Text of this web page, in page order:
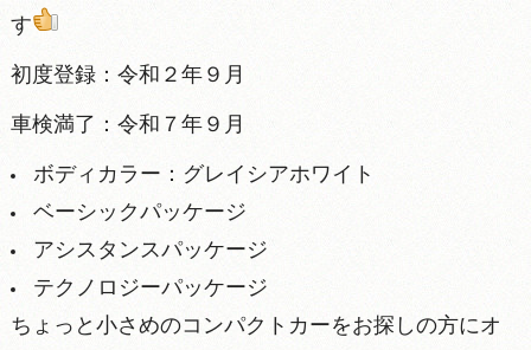
す
初度登録：令和２年９月
車検満了：令和７年９月
ボディカラー：グレイシアホワイト
ベーシックパッケージ
アシスタンスパッケージ
テクノロジーパッケージ
ちょっと小さめのコンパクトカーをお探しの方にオ